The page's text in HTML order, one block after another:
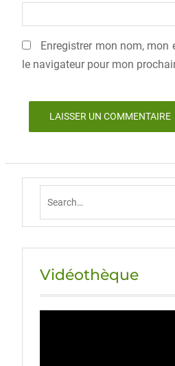
Enregistrer mon nom, mon
le navigateur pour mon
Vidéothèque